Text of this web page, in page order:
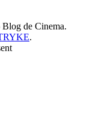
de Cinema.
.